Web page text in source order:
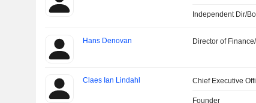
Independent Dir/
Hans Denovan Director of
Claes Ian Lindahl Chief Executive
Founder